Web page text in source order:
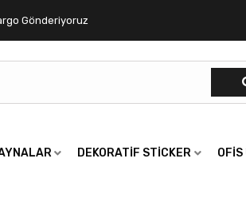
Gönderiyoruz
DEKORATIF STICKER OFIS